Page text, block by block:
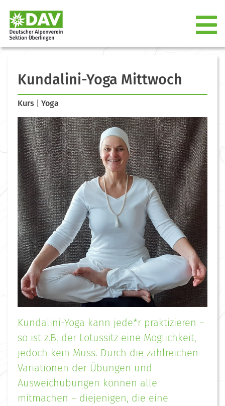
Kundalini-Yoga Mittwoch
Kurs Yoga
Kundalini-Yoga kann jede*r praktizieren –
so ist z.B. der Lotussitz eine Möglichkeit,
jedoch kein Muss. Durch die zahlreichen
Variationen der Übungen und
Ausweichübungen können alle
mitmachen – diejenigen, die eine